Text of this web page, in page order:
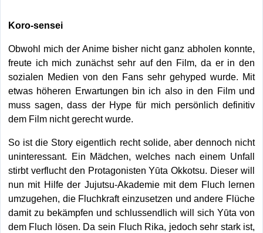
Koro-sensei
Obwohl mich der Anime bisher nicht ganz abholen konnte,
freute ich mich zunächst sehr auf den Film, da er in den
sozialen Medien von den Fans sehr gehyped wurde. Mit
etwas höheren Erwartungen bin ich also in den Film und
muss sagen, dass der Hype für mich persönlich definitiv
dem Film nicht gerecht wurde.
So ist die Story eigentlich recht solide, aber dennoch nicht
uninteressant. Ein Mädchen, welches nach einem Unfall
stirbt verflucht den Protagonisten Yūta Okkotsu. Dieser will
nun mit Hilfe der Jujutsu-Akademie mit dem Fluch lernen
umzugehen, die Fluchkraft einzusetzen und andere Flüche
damit zu bekämpfen und schlussendlich will sich Yūta von
dem Fluch lösen. Da sein Fluch Rika, jedoch sehr stark ist,